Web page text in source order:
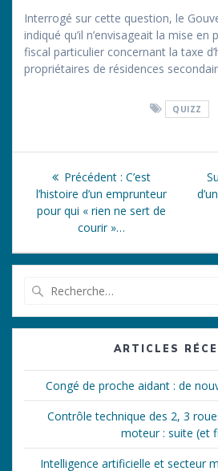
Interrogé sur cette question, le
indiqué qu’il n’envisageait la mise en
fiscal particulier concernant la taxe
propriétaires de résidences
QUIZZ
Navigation
de
l’article
Précédent : Article
précédent
:
C’est
l’histoire d’un emprunteur
pour qui « rien ne sert de
courir »…
:
ARTICLES
Congé de proche aidant : de
Contrôle technique des 2, 3
moteur : suite (et
Intelligence artificielle et secteur